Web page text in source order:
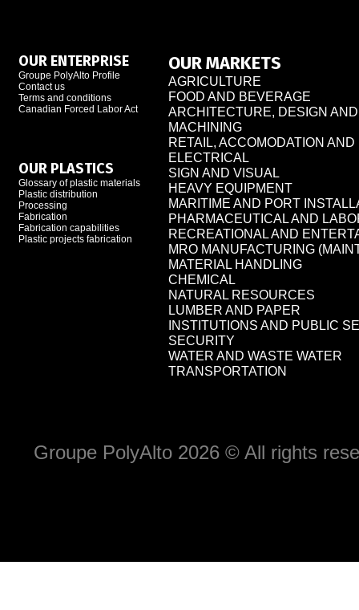
OUR ENTERPRISE
Groupe PolyAlto Profile
Contact us
Terms and conditions
Canadian Forced Labor Act
OUR PLASTICS
Glossary of plastic materials
Plastic distribution
Processing
Fabrication
Fabrication capabilities
Plastic projects fabrication
OUR MARKETS
AGRICULTURE
FOOD AND BEVERAGE
ARCHITECTURE, DESIGN
MACHINING
RETAIL, ACCOMODATION
ELECTRICAL
SIGN AND VISUAL
HEAVY EQUIPMENT
MARITIME AND PORT
PHARMACEUTICAL AND
RECREATIONAL AND
MRO MANUFACTURING
MATERIAL HANDLING
CHEMICAL
NATURAL RESOURCES
LUMBER AND PAPER
INSTITUTIONS AND PUBLIC
SECURITY
WATER AND WASTE WATER
TRANSPORTATION
Groupe PolyAlto 2026 © All rights